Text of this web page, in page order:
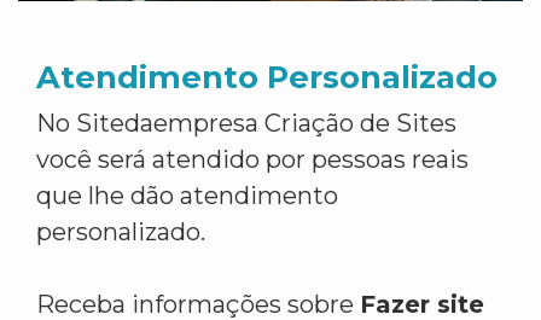
Atendimento Personalizado
No Sitedaempresa Criação de Sites
você será atendido por pessoas reais
que lhe dão atendimento
personalizado.
Receba informações sobre Fazer site